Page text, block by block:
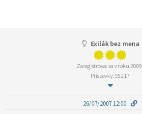
Exilák bez mena
Zaregistroval sa v roku 2009
Príspevky: 95217
26/07/2007 12:00